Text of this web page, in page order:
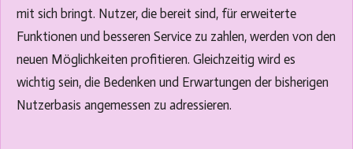
mit sich bringt. Nutzer, die bereit sind, für erweiterte
Funktionen und besseren Service zu zahlen, werden von den
neuen Möglichkeiten profitieren. Gleichzeitig wird es
wichtig sein, die Bedenken und Erwartungen der bisherigen
Nutzerbasis angemessen zu adressieren.